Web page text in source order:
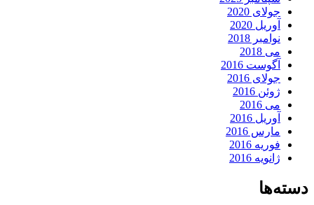
جولای 2020
آوریل 2020
نوامبر 2018
می 2018
آگوست 2016
جولای 2016
ژوئن 2016
می 2016
آوریل 2016
مارس 2016
فوریه 2016
ژانویه 2016
دسته‌ها